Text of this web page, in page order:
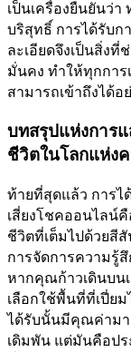
เป็นเครื่องยืนยันว่
บริสุทธิ์ การได้รับก
ละเอียดจึงเป็นสิ่งที่
มั่นคง ทำให้ทุกกา
สามารถเข้าถึงได้อ
บทสรุปแห่งการ
ชีวิตในโลกแห่ง
ท้ายที่สุดแล้ว การไ
เสี่ยงโชคออนไลน์
ชีวิตที่เต็มไปด้วยสี
การจัดการความรู้
หากคุณก้าวเดินบน
เลือกใช้พื้นที่ที่เปี่ย
ได้รับนั้นมีคุณค่ามา
เดิมพัน แต่มันคือป